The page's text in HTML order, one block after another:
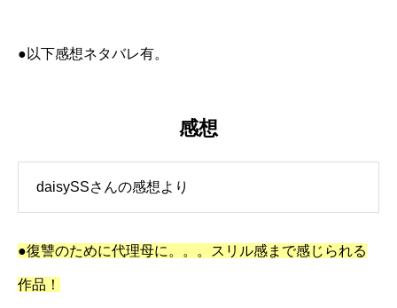
●以下感想ネタバレ有。
感想
daisySSさんの感想より
●復讐のために代理母に。。。スリル感まで感じられる
作品！